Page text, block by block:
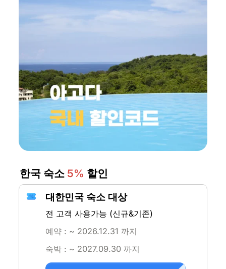
한국 숙소 5% 할인
대한민국 숙소 대상
전 고객 사용가능 (신규&기존)
예약 : ~ 2026.12.31 까지
숙박 : ~ 2027.09.30 까지